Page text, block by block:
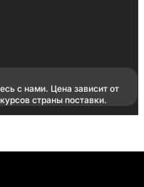
с нами. Цена зависит от
страны поставки.